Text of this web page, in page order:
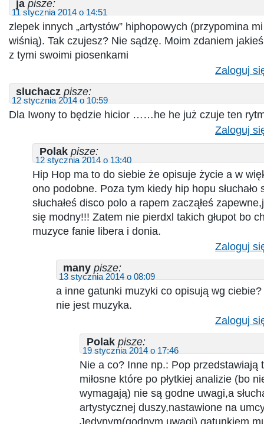
ja pisze:
11 stycznia 2014 o 14:51
zlepek innych „artystów” hiphopowych (przypomina
wiśnią). Tak czujesz? Nie sądzę. Moim zdaniem
z tymi swoimi piosenkami
Zaloguj
sluchacz pisze:
12 stycznia 2014 o 10:59
Dla Iwony to będzie hicior ……he he już czuje ten
Zaloguj
Polak pisze:
12 stycznia 2014 o 13:40
Hip Hop ma to do siebie że opisuje życie a w
ono podobne. Poza tym kiedy hip hopu słuchało
słuchałeś disco polo a rapem zacząłeś
się modny!!! Zatem nie pierdxl takich głupot bo
muzyce fanie libera i donia.
Zaloguj
many pisze:
13 stycznia 2014 o 08:09
a inne gatunki muzyki co opisują wg
nie jest muzyka.
Zaloguj
Polak pisze:
19 stycznia 2014 o 17:46
Nie a co? Inne np.: Pop przedstawiają
miłosne które po płytkiej analizie (bo
wymagają) nie są godne uwagi,a
artystycznej duszy,nastawione na
Jedynym(godnym uwagi) gatunkiem